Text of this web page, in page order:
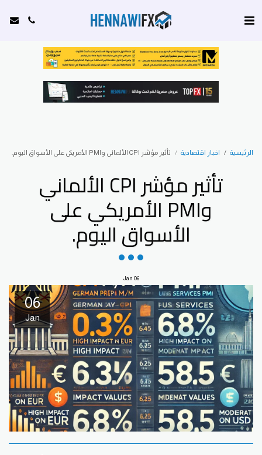
الرئيسية اخبار اقتصادية تأثير مؤشر CPI الألماني وPMI الأمريكي على الأسواق اليوم.
تأثير مؤشر CPI الألماني
وPMI الأمريكي على
الأسواق اليوم.
06
Jan
06
Jan